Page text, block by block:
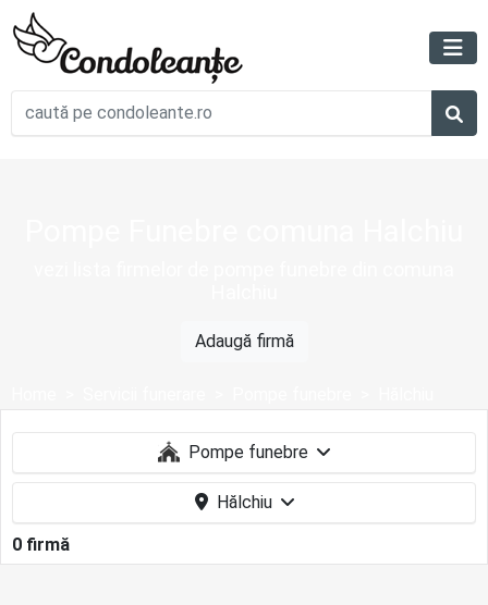
Adaugă firmă
0 firmă